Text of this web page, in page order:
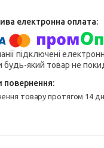
підключені
будь-який товар не
товару протягом 14